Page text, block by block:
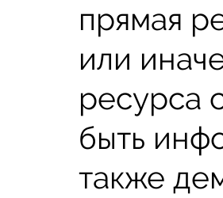
прямая
или
ресурса
быть
также